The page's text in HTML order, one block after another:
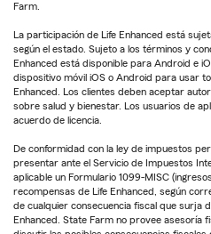
Farm.
La participación de Life Enhanced está
según el estado. Sujeto a los términos y
Enhanced está disponible para Android e
dispositivo móvil iOS o Android para usar
Enhanced. Los clientes deben aceptar
sobre salud y bienestar. Los usuarios de
acuerdo de licencia.
De conformidad con la ley de impuestos
presentar ante el Servicio de Impuestos
aplicable un Formulario 1099-MISC
recompensas de Life Enhanced, según
de cualquier consecuencia fiscal que surja
Enhanced. State Farm no provee asesoría